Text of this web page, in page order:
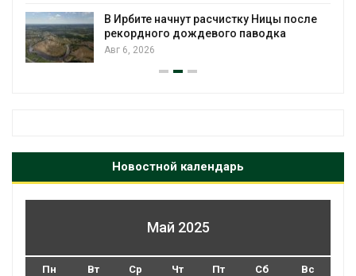
В Ирбите начнут расчистку Ницы после
рекордного дождевого паводка
Авг 6, 2026
Новостной календарь
Май 2025
Пн Вт Ср Чт Пт Сб Вс